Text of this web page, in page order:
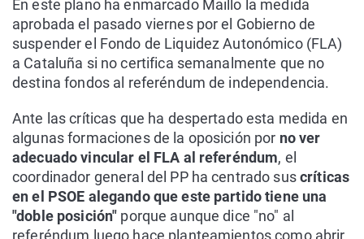
En este plano ha enmarcado Maillo la medida
aprobada el pasado viernes por el Gobierno de
suspender el Fondo de Liquidez Autonómico (FLA)
a Cataluña si no certifica semanalmente que no
destina fondos al referéndum de independencia.
Ante las críticas que ha despertado esta medida en
algunas formaciones de la oposición por no ver
adecuado vincular el FLA al referéndum, el
coordinador general del PP ha centrado suscríticas
en el PSOE alegando que este partido tiene una
"doble posición" porque aunque dice "no" al
referéndum luego hace planteamientos como abrir